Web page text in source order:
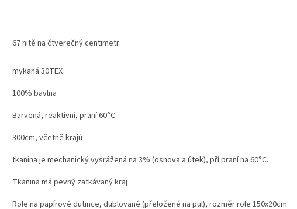
67 nitě na čtverečný centimetr
mykaná 30TEX
100% bavlna
Barvená, reaktivní, praní 60°C
300cm, včetně krajů
tkanina je mechanický vysrážená na 3% (osnova a útek), pří praní na 60°C.
Tkanina má pevný zatkávaný kraj
Role na papírové dutince, dublované (přeložené na pul), rozměr role 150x20cm